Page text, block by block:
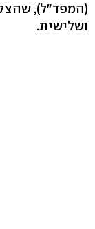
ושלישית.